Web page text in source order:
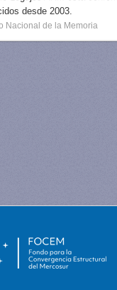
desde 2003.
Nacional de la Memoria